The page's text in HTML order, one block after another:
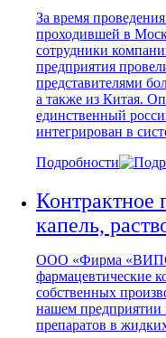
За время
проходившей в
сотрудники
предприятия
представителями
а также из Китая.
единственный
интегрирован в
Подробности
Контрактное
капель,
ООО «Фирма
фармацевтические
собственных
нашем предприятии
препаратов в